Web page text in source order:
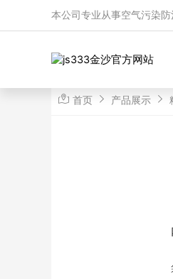
js333金沙线路检测|(中国)-360百科
本公司专业从事空气污染
首页 产品展示